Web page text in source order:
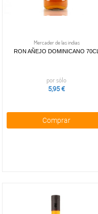
Mercader de las indias
RON AÑEJO DOMINICANO 70CL
por sólo
5,95 €
Comprar